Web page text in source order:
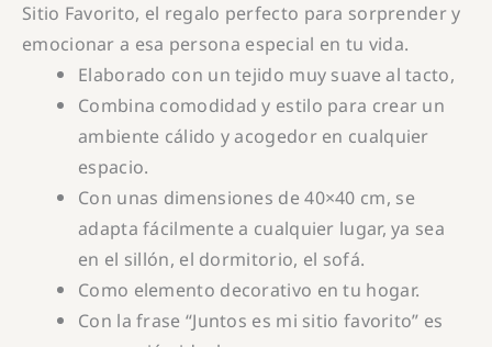
Sitio Favorito, el regalo perfecto para sorprender y
emocionar a esa persona especial en tu vida.
Elaborado con un tejido muy suave al tacto,
Combina comodidad y estilo para crear un
ambiente cálido y acogedor en cualquier
espacio.
Con unas dimensiones de 40×40 cm, se
adapta fácilmente a cualquier lugar, ya sea
en el sillón, el dormitorio, el sofá.
Como elemento decorativo en tu hogar.
Con la frase “Juntos es mi sitio favorito” es